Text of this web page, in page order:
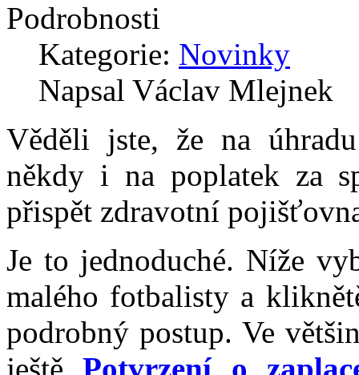
Podrobnosti
Kategorie: Novinky
Napsal Václav Mlejnek
Věděli jste, že na
někdy i na poplatek za
přispět zdravotní
Je to jednoduché. Níže
malého fotbalisty a
podrobný postup. Ve